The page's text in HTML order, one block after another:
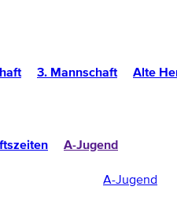
3. Mannschaft Alte
A-Jugend
A-Jugend